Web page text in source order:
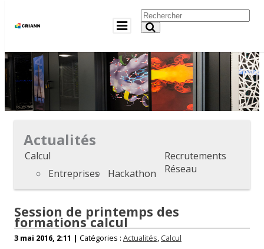
Actualités
Calcul
Entreprises
Hackathon
Recrutements
Réseau
Session de printemps des
formations calcul
3 mai 2016, 2:11 | Catégories : Actualités, Calcul